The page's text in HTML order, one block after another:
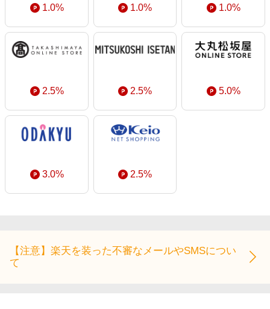
1.0% 1.0% 1.0%
2.5% 2.5% 5.0%
3.0% 2.5%
【注意】楽天を装った不審なメールやSMSについ
て